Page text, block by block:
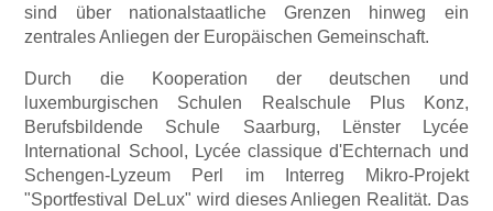
sind über nationalstaatliche Grenzen hinweg ein
zentrales Anliegen der Europäischen Gemeinschaft.
Durch die Kooperation der deutschen und
luxemburgischen Schulen Realschule Plus Konz,
Berufsbildende Schule Saarburg, Lënster Lycée
International School, Lycée classique d'Echternach und
Schengen-Lyzeum Perl im Interreg Mikro-Projekt
"Sportfestival DeLux" wird dieses Anliegen Realität. Das